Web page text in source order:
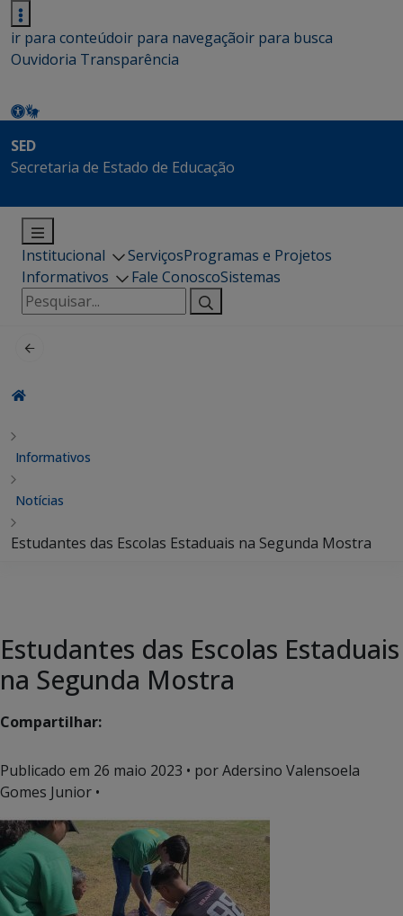
ir para conteúdoir para navegaçãoir para busca
Ouvidoria Transparência
SED
Secretaria de Estado de Educação
Institucional ServiçosProgramas e Projetos
Informativos
Fale ConoscoSistemas
Pesquisar
por:
Informativos
Notícias
Estudantes das Escolas Estaduais na Segunda Mostra
Estudantes das Escolas Estaduais
na Segunda Mostra
Compartilhar:
Publicado em 26 maio 2023 • por Adersino Valensoela
Gomes Junior •